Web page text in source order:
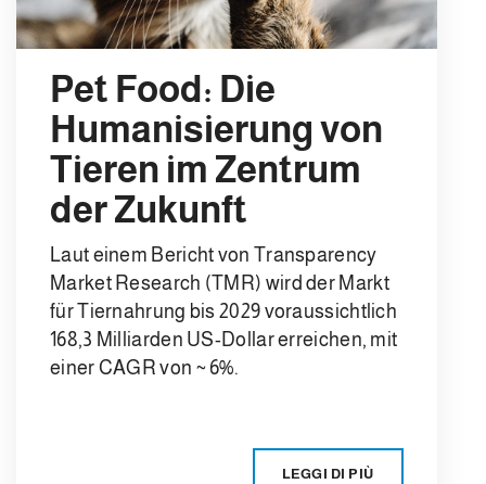
Pet Food: Die
Humanisierung von
Tieren im Zentrum
der Zukunft
Laut einem Bericht von Transparency
Market Research (TMR) wird der Markt
für Tiernahrung bis 2029 voraussichtlich
168,3 Milliarden US-Dollar erreichen, mit
einer CAGR von ~ 6%.
LEGGI DI PIÙ